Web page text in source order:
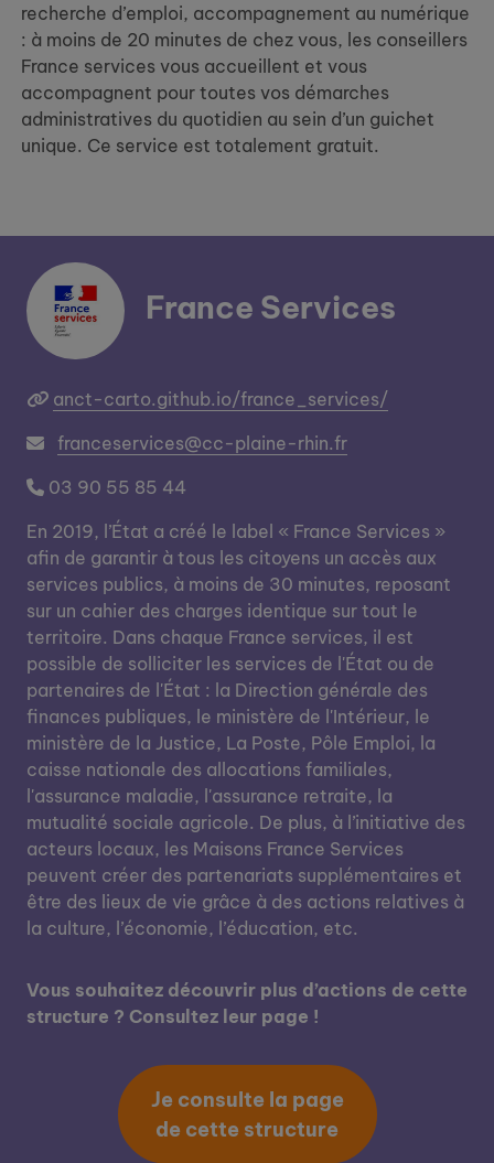
recherche d’emploi, accompagnement au numérique
: à moins de 20 minutes de chez vous, les conseillers
France services vous accueillent et vous
accompagnent pour toutes vos démarches
administratives du quotidien au sein d’un guichet
unique. Ce service est totalement gratuit.
France Services
anct-carto.github.io/france_services/
franceservices@cc-plaine-rhin.fr
03 90 55 85 44
En 2019, l’État a créé le label « France Services »
afin de garantir à tous les citoyens un accès aux
services publics, à moins de 30 minutes, reposant
sur un cahier des charges identique sur tout le
territoire. Dans chaque France services, il est
possible de solliciter les services de l'État ou de
partenaires de l'État : la Direction générale des
finances publiques, le ministère de l'Intérieur, le
ministère de la Justice, La Poste, Pôle Emploi, la
caisse nationale des allocations familiales,
l'assurance maladie, l'assurance retraite, la
mutualité sociale agricole. De plus, à l’initiative des
acteurs locaux, les Maisons France Services
peuvent créer des partenariats supplémentaires et
être des lieux de vie grâce à des actions relatives à
la culture, l’économie, l’éducation, etc.
Vous souhaitez découvrir plus d’actions de cette
structure ? Consultez leur page !
Je consulte la page
de cette structure